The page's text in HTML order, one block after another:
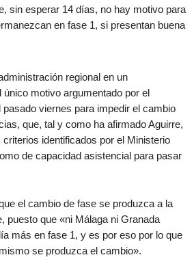
sin esperar 14 días, no hay motivo para
en fase 1, si presentan buena
regional en un
motivo argumentado por el
pasado viernes para impedir el cambio
que, tal y como ha afirmado Aguirre,
identificados por el Ministerio
de capacidad asistencial para pasar
el cambio de fase se produzca a la
puesto que «ni Málaga ni Granada
más en fase 1, y es por eso por lo que
se produzca el cambio».